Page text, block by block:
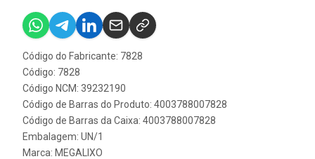
Código do Fabricante: 7828
Código: 7828
Código NCM: 39232190
Código de Barras do Produto: 4003788007828
Código de Barras da Caixa: 4003788007828
Embalagem: UN/1
Marca: MEGALIXO